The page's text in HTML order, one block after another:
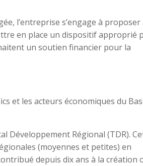
l’entreprise s’engage à proposer
en place un dispositif approprié
un soutien financier pour la
et les acteurs économiques du
Développement Régional (TDR).
(moyennes et petites) en
depuis dix ans à la création